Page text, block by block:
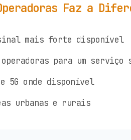
Faz a
sinal mais forte disponível
para um serviço
5G onde disponível
urbanas e rurais